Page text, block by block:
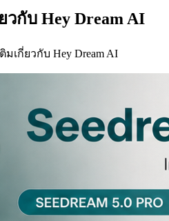
วกับ Hey Dream AI
เกี่ยวกับ Hey Dream AI